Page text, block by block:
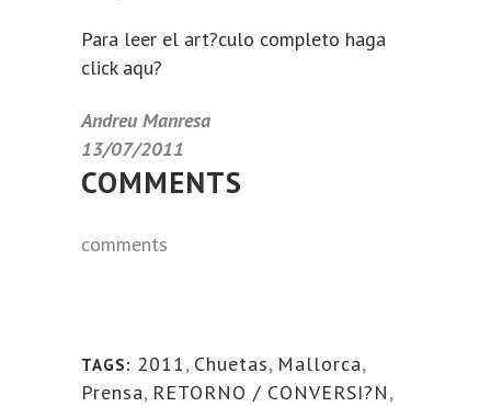
Para leer el art?culo completo haga
click aqu?
Andreu Manresa
13/07/2011
COMMENTS
comments
TAGS: 2011, Chuetas, Mallorca,
Prensa, RETORNO / CONVERSI?N,